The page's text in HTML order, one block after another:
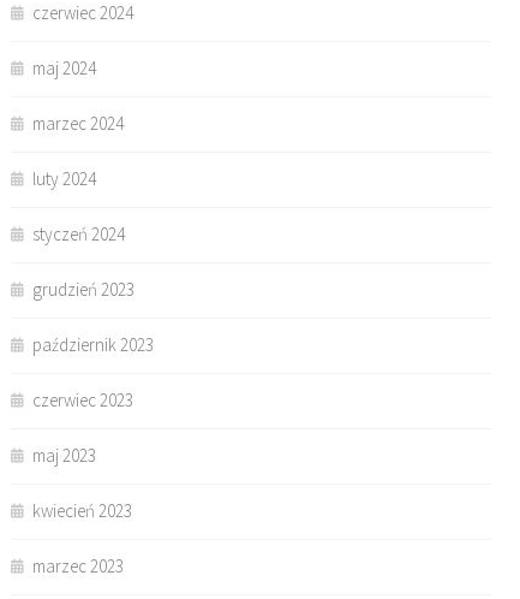
czerwiec 2024
maj 2024
marzec 2024
luty 2024
styczeń 2024
grudzień 2023
październik 2023
czerwiec 2023
maj 2023
kwiecień 2023
marzec 2023